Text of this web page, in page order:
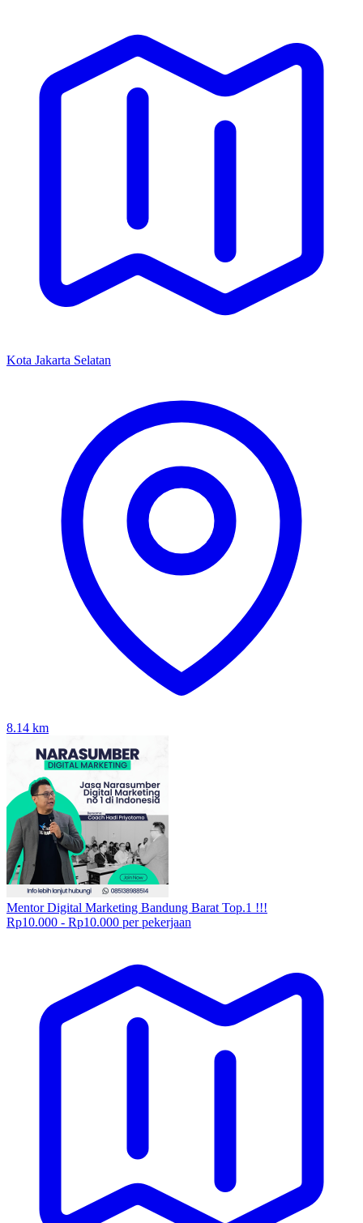
Kota Jakarta Selatan
8.14 km
Mentor Digital Marketing Bandung Barat Top.1 !!!
Rp10.000 - Rp10.000 per pekerjaan